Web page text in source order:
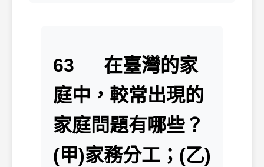
63 在臺灣的家
庭中，較常出現的
家庭問題有哪些？
(甲)家務分工；(乙)